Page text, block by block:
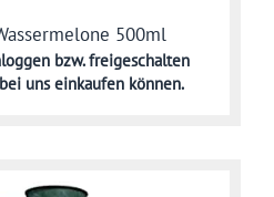
500ml
bzw. freigeschalten
uns einkaufen können.